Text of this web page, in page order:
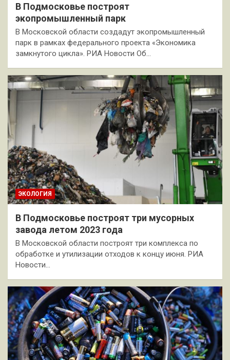
В Подмосковье построят
экопромышленный парк
В Московской области создадут экопромышленный
парк в рамках федерального проекта «Экономика
замкнутого цикла». РИА Новости Об…
ЭКОЛОГИЯ
В Подмосковье построят три мусорных
завода летом 2023 года
В Московской области построят три комплекса по
обработке и утилизации отходов к концу июня. РИА
Новости…